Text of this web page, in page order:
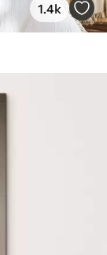
1.4k